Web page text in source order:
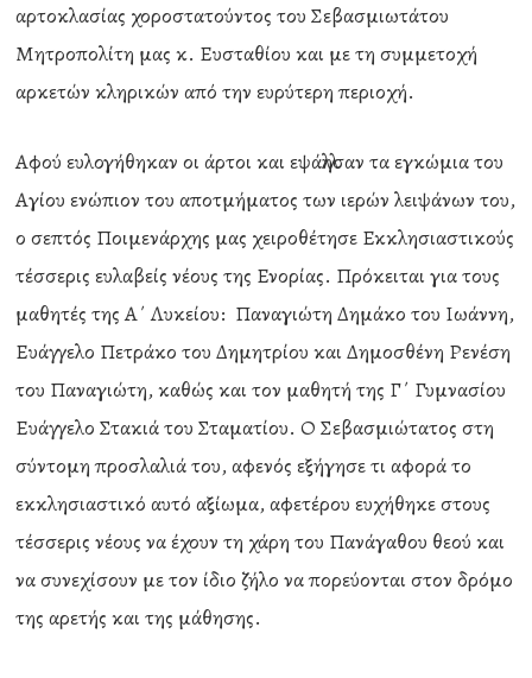
αρτοκλασίας χοροστατούντος του Σεβασμιωτάτου
Μητροπολίτη μας κ. Ευσταθίου και με τη συμμετοχή
αρκετών κληρικών από την ευρύτερη περιοχή.
Αφού ευλογήθηκαν οι άρτοι και εψάλλησαν τα εγκώμια του
Αγίου ενώπιον του αποτμήματος των ιερών λειψάνων του,
ο σεπτός Ποιμενάρχης μας χειροθέτησε Εκκλησιαστικούς
τέσσερις ευλαβείς νέους της Ενορίας. Πρόκειται για τους
μαθητές της Α΄ Λυκείου: Παναγιώτη Δημάκο του Ιωάννη,
Ευάγγελο Πετράκο του Δημητρίου και Δημοσθένη Ρενέση
του Παναγιώτη, καθώς και τον μαθητή της Γ΄ Γυμνασίου
Ευάγγελο Στακιά του Σταματίου. Ο Σεβασμιώτατος στη
σύντομη προσλαλιά του, αφενός εξήγησε τι αφορά το
εκκλησιαστικό αυτό αξίωμα, αφετέρου ευχήθηκε στους
τέσσερις νέους να έχουν τη χάρη του Πανάγαθου θεού και
να συνεχίσουν με τον ίδιο ζήλο να πορεύονται στον δρόμο
της αρετής και της μάθησης.